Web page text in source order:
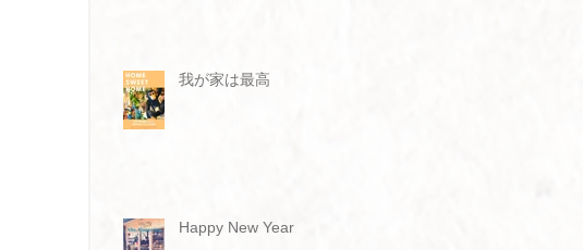
我が家は最高
Happy New Year